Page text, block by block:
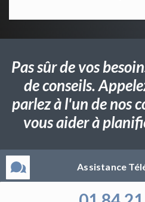
Pas sûr de vos
de conseils.
parlez à l'un de nos
vous aider à
Assistance